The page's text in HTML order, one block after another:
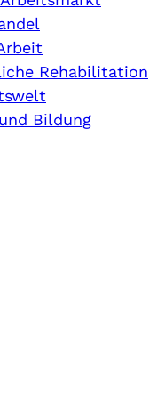
Rehabilitation
Bildung